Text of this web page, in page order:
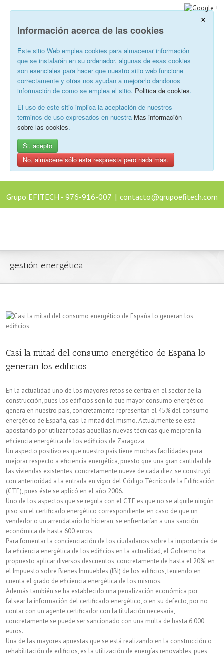
×
Información acerca de las cookies
Este sitio Web emplea cookies para almacenar información
que se instalarán en su ordenador. algunas de esas cookies
son esenciales para hacer que nuestro sitio web funcione
correctamente y otras nos ayudan a mejorarlo dandonos
información de como se emplea el sitio. Politica de cookies.
El uso de este sitio implica la aceptación de nuestros
terminos de uso expresados en nuestra Mas información
sobre las cookies.
Si, acepto
No, almacene sólo esta respuesta pero nada mas.
Grupo EFITECH - 976-916-007 | contacto@grupoefitech.com
gestión energética
Casi la mitad del consumo energético de España lo
generan los edificios
En la actualidad uno de los mayores retos se centra en el sector de la
construcción, pues los edificios son lo que mayor consumo energético
genera en nuestro país, concretamente representan el 45% del consumo
energético de España, casi la mitad del mismo. Actualmente se está
apostando por utilizar todas aquellas nuevas técnicas que mejoren la
eficiencia energética de los edificios de Zaragoza.
Un aspecto positivo es que nuestro país tiene muchas facilidades para
mejorar respecto a eficiencia energética, puesto que una gran cantidad de
las viviendas existentes, concretamente nueve de cada diez, se construyó
con anterioridad a la entrada en vigor del Código Técnico de la Edificación
(CTE), pues éste se aplicó en el año 2006.
Uno de los aspectos que se regula con el CTE es que no se alquile ningún
piso sin el certificado energético correspondiente, en caso de que un
vendedor o un arrendatario lo hicieran, se enfrentarían a una sanción
económica de hasta 600 euros.
Para fomentar la concienciación de los ciudadanos sobre la importancia de
la eficiencia energética de los edificios en la actualidad, el Gobierno ha
propuesto aplicar diversos descuentos, concretamente de hasta el 20%, en
el Impuesto sobre Bienes Inmuebles (IBI) de los edificios, teniendo en
cuenta el grado de eficiencia energética de los mismos.
Además también se ha establecido una penalización económica por
falsear la información del certificado energético, o en su defecto, por no
contar con un agente certificador con la titulación necesaria,
concretamente se puede ser sancionado con una multa de hasta 6.000
euros.
Una de las mayores apuestas que se está realizando en la construcción o
rehabilitación de edificios, es la utilización de energías renovables, pues